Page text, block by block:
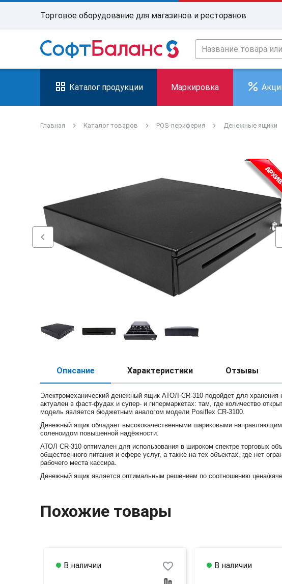
Торговое оборудование для магазинов и ресторанов
Каталог продукции Маркировка
Главная Каталог товаров POS-периферия Денежные ящики
chevron_left
Описание Характеристики Отзывы
Электромеханический денежный ящик АТОЛ CR-310 подойдет для
актуален в фаст-фудах и супер- и гипермаркетах: там, где количество
модель является бюджетным аналогом модели Posiflex CR-3100.
Денежный ящик обладает высококачественными шариковыми
соленоидом повышенной надёжности.
АТОЛ CR-310 оптимален для использования в широком спектре торговых
общественного питания и сфере услуг, а также на тех объектах, где нет
рабочего места кассира.
Денежный ящик является оптимальным решением по соотношению цена/
Похожие товары
favorite_border
В наличии В наличии